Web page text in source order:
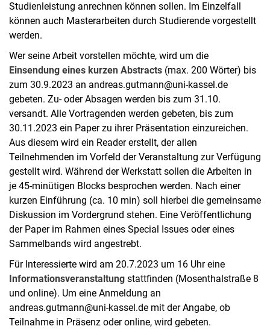
Studienleistung anrechnen können sollen. Im Einzelfall
können auch Masterarbeiten durch Studierende vorgestellt
werden.
Wer seine Arbeit vorstellen möchte, wird um die
Einsendung eines kurzen Abstracts (max. 200 Wörter) bis
zum 30.9.2023 an andreas.gutmann@uni-kassel.de
gebeten. Zu- oder Absagen werden bis zum 31.10.
versandt. Alle Vortragenden werden gebeten, bis zum
30.11.2023 ein Paper zu ihrer Präsentation einzureichen.
Aus diesem wird ein Reader erstellt, der allen
Teilnehmenden im Vorfeld der Veranstaltung zur Verfügung
gestellt wird. Während der Werkstatt sollen die Arbeiten in
je 45-minütigen Blocks besprochen werden. Nach einer
kurzen Einführung (ca. 10 min) soll hierbei die gemeinsame
Diskussion im Vordergrund stehen. Eine Veröffentlichung
der Paper im Rahmen eines Special Issues oder eines
Sammelbands wird angestrebt.
Für Interessierte wird am 20.7.2023 um 16 Uhr eine
Informationsveranstaltung stattfinden (Mosenthalstraße 8
und online). Um eine Anmeldung an
andreas.gutmann@uni-kassel.de mit der Angabe, ob
Teilnahme in Präsenz oder online, wird gebeten.